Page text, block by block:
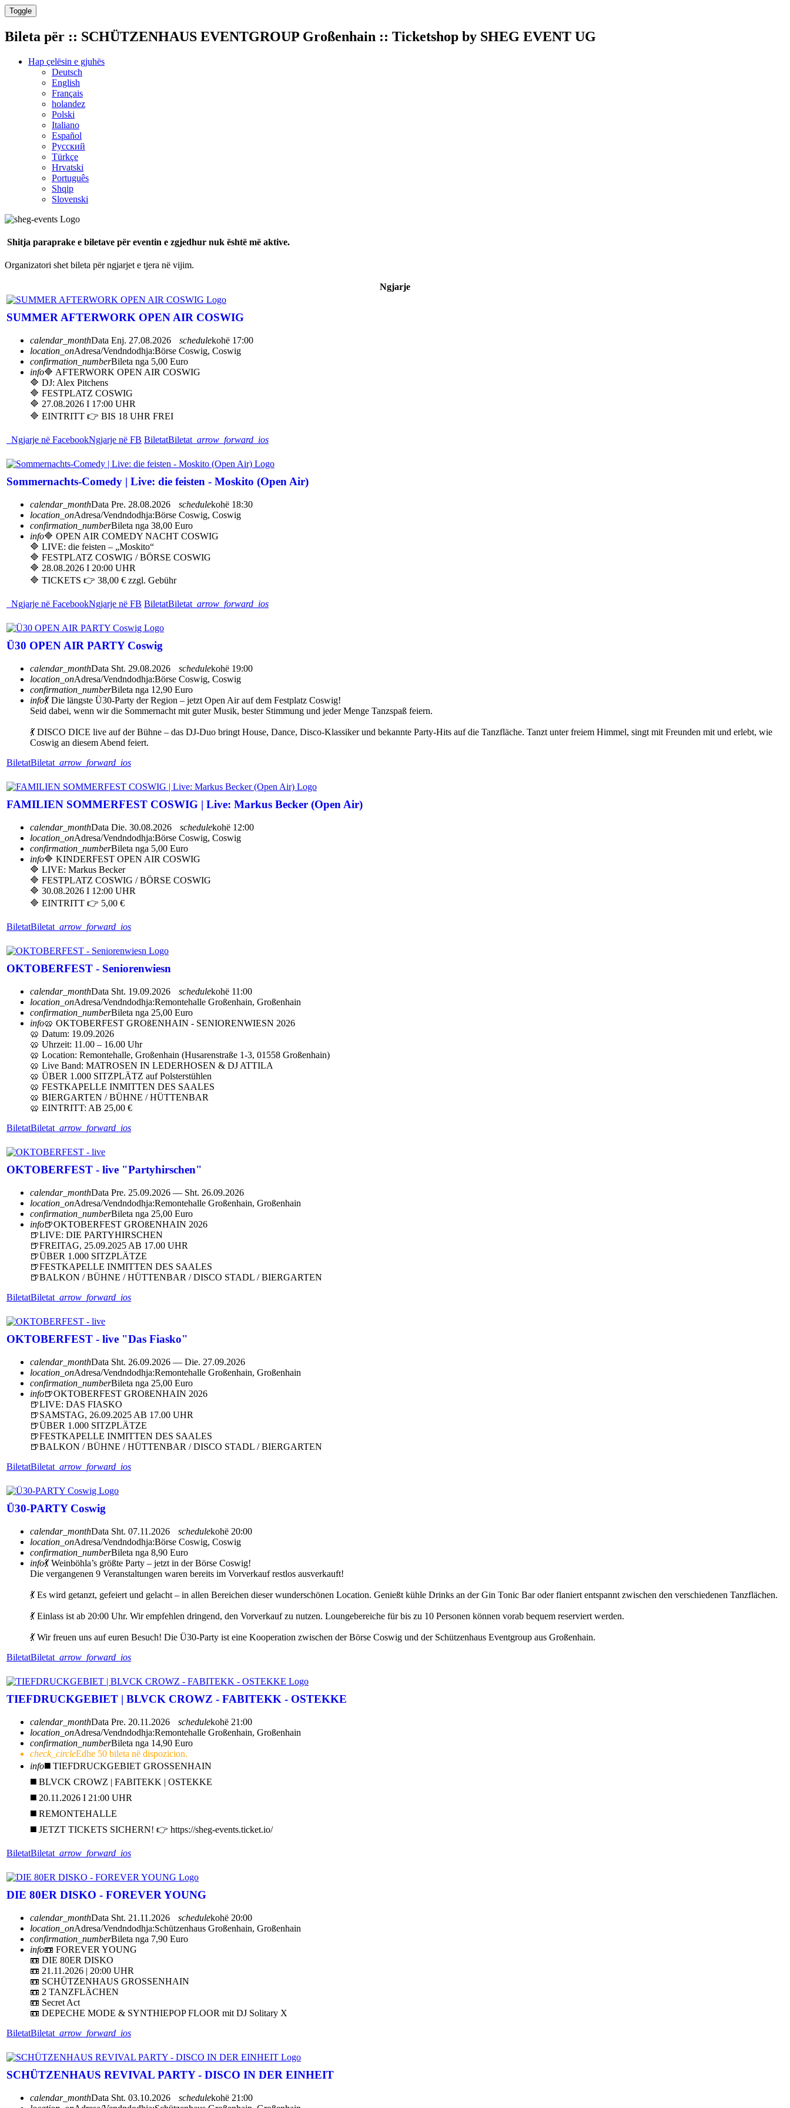
Toggle
Bileta për :: SCHÜTZENHAUS EVENTGROUP Großenhain :: Ticketshop by SHEG EVENT UG
Hap çelësin e gjuhës
Deutsch
English
Français
holandez
Polski
Italiano
Español
Русский
Türkçe
Hrvatski
Português
Shqip
Slovenski
Shitja paraprake e biletave për eventin e zgjedhur nuk është më aktive.
Organizatori shet bileta për ngjarjet e tjera në vijim.
Ngjarje
SUMMER AFTERWORK OPEN AIR COSWIG
calendar_monthData Enj. 27.08.2026 schedulekohë 17:00
location_onAdresa/Vendndodhja:Börse Coswig, Coswig
confirmation_numberBileta nga 5,00 Euro
info🔷 AFTERWORK OPEN AIR COSWIG
🔷 DJ: Alex Pitchens
🔷 FESTPLATZ COSWIG
🔷 27.08.2026 I 17:00 UHR
🔷 EINTRITT 👉 BIS 18 UHR FREI
Ngjarje në FacebookNgjarje në FB BiletatBiletat arrow_forward_ios
Sommernachts-Comedy | Live: die feisten - Moskito (Open Air)
calendar_monthData Pre. 28.08.2026 schedulekohë 18:30
location_onAdresa/Vendndodhja:Börse Coswig, Coswig
confirmation_numberBileta nga 38,00 Euro
info🔷 OPEN AIR COMEDY NACHT COSWIG
🔷 LIVE: die feisten – „Moskito“
🔷 FESTPLATZ COSWIG / BÖRSE COSWIG
🔷 28.08.2026 I 20:00 UHR
🔷 TICKETS 👉 38,00 € zzgl. Gebühr
Ngjarje në FacebookNgjarje në FB BiletatBiletat arrow_forward_ios
Ü30 OPEN AIR PARTY Coswig
calendar_monthData Sht. 29.08.2026 schedulekohë 19:00
location_onAdresa/Vendndodhja:Börse Coswig, Coswig
confirmation_numberBileta nga 12,90 Euro
info💃 Die längste Ü30-Party der Region – jetzt Open Air auf dem Festplatz Coswig!
Seid dabei, wenn wir die Sommernacht mit guter Musik, bester Stimmung und jeder Menge Tanzspaß feiern.
💃 DISCO DICE live auf der Bühne – das DJ-Duo bringt House, Dance, Disco-Klassiker und bekannte Party-Hits auf die Tanzfläche. Tanzt unter freiem Himmel, singt mit Freunden mit und erlebt, wie
Coswig an diesem Abend feiert.
BiletatBiletat arrow_forward_ios
FAMILIEN SOMMERFEST COSWIG | Live: Markus Becker (Open Air)
calendar_monthData Die. 30.08.2026 schedulekohë 12:00
location_onAdresa/Vendndodhja:Börse Coswig, Coswig
confirmation_numberBileta nga 5,00 Euro
info🔷 KINDERFEST OPEN AIR COSWIG
🔷 LIVE: Markus Becker
🔷 FESTPLATZ COSWIG / BÖRSE COSWIG
🔷 30.08.2026 I 12:00 UHR
🔷 EINTRITT 👉 5,00 €
BiletatBiletat arrow_forward_ios
OKTOBERFEST - Seniorenwiesn
calendar_monthData Sht. 19.09.2026 schedulekohë 11:00
location_onAdresa/Vendndodhja:Remontehalle Großenhain, Großenhain
confirmation_numberBileta nga 25,00 Euro
info🥨 OKTOBERFEST GROßENHAIN - SENIORENWIESN 2026
🥨 Datum: 19.09.2026
🥨 Uhrzeit: 11.00 – 16.00 Uhr
🥨 Location: Remontehalle, Großenhain (Husarenstraße 1-3, 01558 Großenhain)
🥨 Live Band: MATROSEN IN LEDERHOSEN & DJ ATTILA
🥨 ÜBER 1.000 SITZPLÄTZ auf Polsterstühlen
🥨 FESTKAPELLE INMITTEN DES SAALES
🥨 BIERGARTEN / BÜHNE / HÜTTENBAR
🥨 EINTRITT: AB 25,00 €
BiletatBiletat arrow_forward_ios
OKTOBERFEST - live "Partyhirschen"
calendar_monthData Pre. 25.09.2026 — Sht. 26.09.2026
location_onAdresa/Vendndodhja:Remontehalle Großenhain, Großenhain
confirmation_numberBileta nga 25,00 Euro
info🍺OKTOBERFEST GROßENHAIN 2026
🍺LIVE: DIE PARTYHIRSCHEN
🍺FREITAG, 25.09.2025 AB 17.00 UHR
🍺ÜBER 1.000 SITZPLÄTZE
🍺FESTKAPELLE INMITTEN DES SAALES
🍺BALKON / BÜHNE / HÜTTENBAR / DISCO STADL / BIERGARTEN
BiletatBiletat arrow_forward_ios
OKTOBERFEST - live "Das Fiasko"
calendar_monthData Sht. 26.09.2026 — Die. 27.09.2026
location_onAdresa/Vendndodhja:Remontehalle Großenhain, Großenhain
confirmation_numberBileta nga 25,00 Euro
info🍺OKTOBERFEST GROßENHAIN 2026
🍺LIVE: DAS FIASKO
🍺SAMSTAG, 26.09.2025 AB 17.00 UHR
🍺ÜBER 1.000 SITZPLÄTZE
🍺FESTKAPELLE INMITTEN DES SAALES
🍺BALKON / BÜHNE / HÜTTENBAR / DISCO STADL / BIERGARTEN
BiletatBiletat arrow_forward_ios
Ü30-PARTY Coswig
calendar_monthData Sht. 07.11.2026 schedulekohë 20:00
location_onAdresa/Vendndodhja:Börse Coswig, Coswig
confirmation_numberBileta nga 8,90 Euro
info💃 Weinböhla’s größte Party – jetzt in der Börse Coswig!
Die vergangenen 9 Veranstaltungen waren bereits im Vorverkauf restlos ausverkauft!
💃 Es wird getanzt, gefeiert und gelacht – in allen Bereichen dieser wunderschönen Location. Genießt kühle Drinks an der Gin Tonic Bar oder flaniert entspannt zwischen den verschiedenen Tanzflächen.
💃 Einlass ist ab 20:00 Uhr. Wir empfehlen dringend, den Vorverkauf zu nutzen. Loungebereiche für bis zu 10 Personen können vorab bequem reserviert werden.
💃 Wir freuen uns auf euren Besuch! Die Ü30-Party ist eine Kooperation zwischen der Börse Coswig und der Schützenhaus Eventgroup aus Großenhain.
BiletatBiletat arrow_forward_ios
TIEFDRUCKGEBIET | BLVCK CROWZ - FABITEKK - OSTEKKE
calendar_monthData Pre. 20.11.2026 schedulekohë 21:00
location_onAdresa/Vendndodhja:Remontehalle Großenhain, Großenhain
confirmation_numberBileta nga 14,90 Euro
check_circleEdhe 50 bileta në dispozicion.
info◼️ TIEFDRUCKGEBIET GROSSENHAIN
◼️ BLVCK CROWZ | FABITEKK | OSTEKKE
◼️ 20.11.2026 I 21:00 UHR
◼️ REMONTEHALLE
◼️ JETZT TICKETS SICHERN! 👉 https://sheg-events.ticket.io/
BiletatBiletat arrow_forward_ios
DIE 80ER DISKO - FOREVER YOUNG
calendar_monthData Sht. 21.11.2026 schedulekohë 20:00
location_onAdresa/Vendndodhja:Schützenhaus Großenhain, Großenhain
confirmation_numberBileta nga 7,90 Euro
info📼 FOREVER YOUNG
📼 DIE 80ER DISKO
📼 21.11.2026 | 20:00 UHR
📼 SCHÜTZENHAUS GROSSENHAIN
📼 2 TANZFLÄCHEN
📼 Secret Act
📼 DEPECHE MODE & SYNTHIEPOP FLOOR mit DJ Solitary X
BiletatBiletat arrow_forward_ios
SCHÜTZENHAUS REVIVAL PARTY - DISCO IN DER EINHEIT
calendar_monthData Sht. 03.10.2026 schedulekohë 21:00